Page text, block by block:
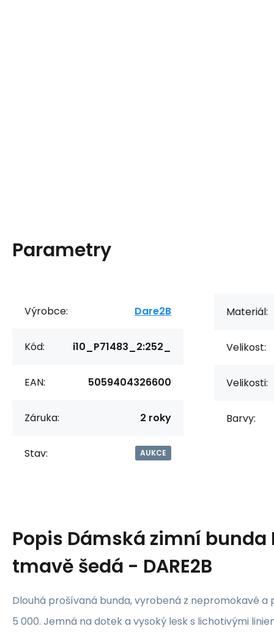
Parametry
Výrobce: Dare2B
Kód: i10_P71483_2:252_
EAN: 5059404326600
Záruka: 2 roky
Stav: AUKCE
Materiál:
Velikost:
Velikosti:
Barvy:
Popis Dámská zimní bunda
tmavě šedá - DARE2B
Dlouhá prošívaná bunda, vyrobená z nepromokavé a
5 000. Jemná na dotek a vysoký lesk s lichotivými